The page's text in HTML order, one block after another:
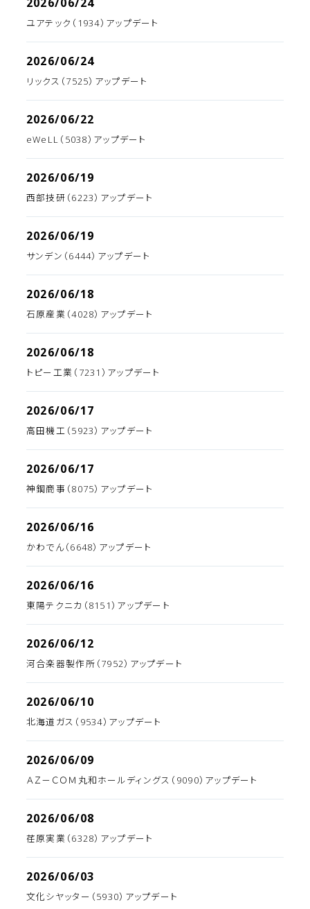
ユアテック（1934）アップデート
2026/06/24
リックス（7525）アップデート
2026/06/22
eWeLL（5038）アップデート
2026/06/19
西部技研（6223）アップデート
2026/06/19
サンデン（6444）アップデート
2026/06/18
石原産業（4028）アップデート
2026/06/18
トピー工業（7231）アップデート
2026/06/17
高田機工（5923）アップデート
2026/06/17
神鋼商事（8075）アップデート
2026/06/16
かわでん（6648）アップデート
2026/06/16
東陽テクニカ（8151）アップデート
2026/06/12
河合楽器製作所（7952）アップデート
2026/06/10
北海道ガス（9534）アップデート
2026/06/09
ＡＺ－ＣＯＭ丸和ホールディングス（9090）アップデート
2026/06/08
荏原実業（6328）アップデート
2026/06/03
文化シヤッター（5930）アップデート